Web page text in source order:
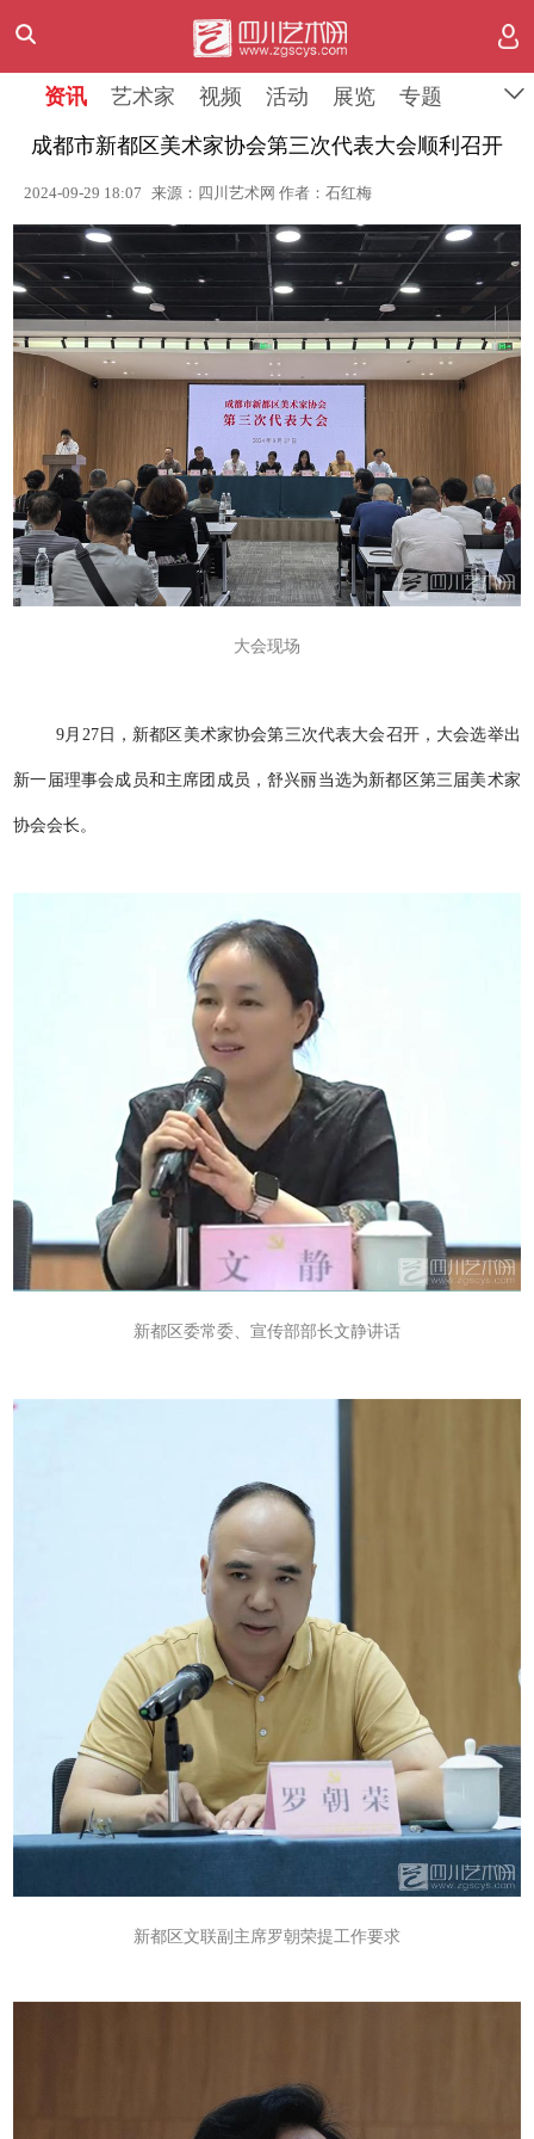
资讯 艺术家 视频 活动 展览 专题
成都市新都区美术家协会第三次代表大会顺利召开
2024-09-29 18:07 来源：四川艺术网 作者：石红梅
大会现场
9月27日，新都区美术家协会第三次代表大会召开，大会选举出
新一届理事会成员和主席团成员，舒兴丽当选为新都区第三届美术家
协会会长。
新都区委常委、宣传部部长文静讲话
新都区文联副主席罗朝荣提工作要求